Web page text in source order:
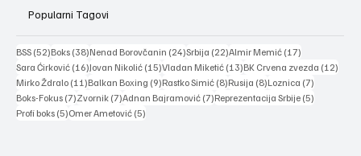
Popularni Tagovi
BSS (52)52 posts
Boks (38)38 posts
Nenad Borovčanin (24)24 posts
Srbija (22)22 posts
Almir Memić (17)
Sara Ćirković (16)16 posts
Jovan Nikolić (15)15 posts
Vladan Miketić (13)13 posts
BK Crvena zvezda (12)
Mirko Ždralo (11)11 posts
Balkan Boxing (9)9 posts
Rastko Simić (8)8 posts
Rusija (8)8 posts
Loznica (7)
Boks-Fokus (7)7 posts
Zvornik (7)7 posts
Adnan Bajramović (7)7 posts
Reprezentacija Srbije (5)
Profi boks (5)5 posts
Omer Ametović (5)